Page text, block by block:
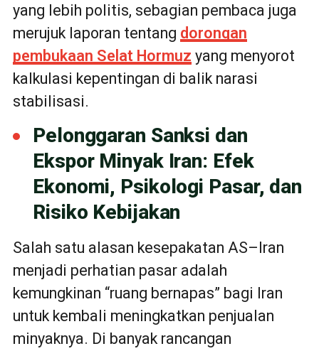
yang lebih politis, sebagian pembaca juga
merujuk laporan tentang dorongan
pembukaan Selat Hormuz yang menyorot
kalkulasi kepentingan di balik narasi
stabilisasi.
Pelonggaran Sanksi dan
Ekspor Minyak Iran: Efek
Ekonomi, Psikologi Pasar, dan
Risiko Kebijakan
Salah satu alasan kesepakatan AS–Iran
menjadi perhatian pasar adalah
kemungkinan “ruang bernapas” bagi Iran
untuk kembali meningkatkan penjualan
minyaknya. Di banyak rancangan